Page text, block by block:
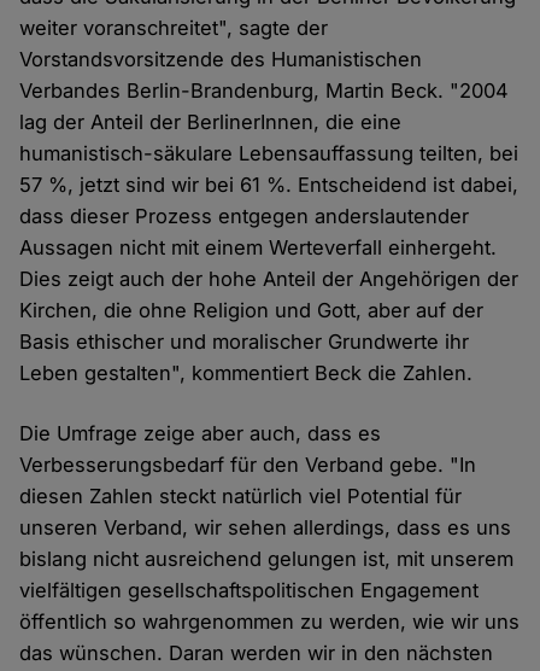
weiter voranschreitet", sagte der
Vorstandsvorsitzende des Humanistischen
Verbandes Berlin-Brandenburg, Martin Beck. "2004
lag der Anteil der BerlinerInnen, die eine
humanistisch-säkulare Lebensauffassung teilten, bei
57 %, jetzt sind wir bei 61 %. Entscheidend ist dabei,
dass dieser Prozess entgegen anderslautender
Aussagen nicht mit einem Werteverfall einhergeht.
Dies zeigt auch der hohe Anteil der Angehörigen der
Kirchen, die ohne Religion und Gott, aber auf der
Basis ethischer und moralischer Grundwerte ihr
Leben gestalten", kommentiert Beck die Zahlen.
Die Umfrage zeige aber auch, dass es
Verbesserungsbedarf für den Verband gebe. "In
diesen Zahlen steckt natürlich viel Potential für
unseren Verband, wir sehen allerdings, dass es uns
bislang nicht ausreichend gelungen ist, mit unserem
vielfältigen gesellschaftspolitischen Engagement
öffentlich so wahrgenommen zu werden, wie wir uns
das wünschen. Daran werden wir in den nächsten